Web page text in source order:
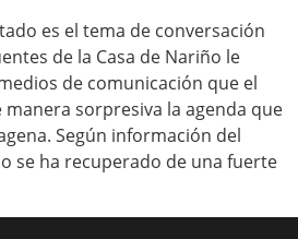
es el tema de conversación
de la Casa de Nariño le
de comunicación que el
sorpresiva la agenda que
Según información del
se ha recuperado de una fuerte